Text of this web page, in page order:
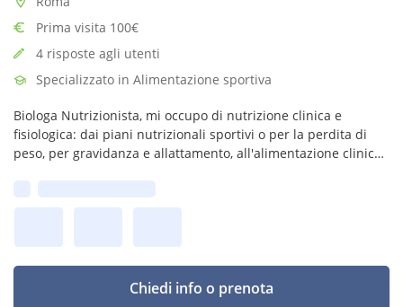
Prima visita 100€
4 risposte agli utenti
Specializzato in Alimentazione sportiva
Biologa Nutrizionista, mi occupo di nutrizione clinica e
fisiologica: dai piani nutrizionali sportivi o per la perdita di
peso, per gravidanza e allattamento, all'alimentazione clinica
Chiedi info o prenota